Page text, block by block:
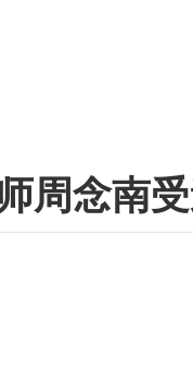
周念南